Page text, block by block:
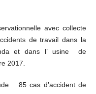
avec collecte
de travail dans la
et dans l’ usine de
2017.
85 cas d’accident de